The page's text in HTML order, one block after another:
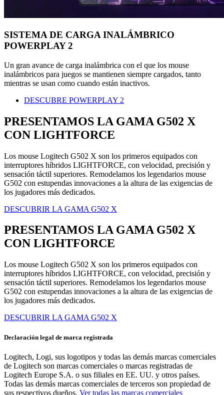
SISTEMA DE CARGA INALÁMBRICO
POWERPLAY 2
Un gran avance de carga inalámbrica con el que los mouse
inalámbricos para juegos se mantienen siempre cargados, tanto
mientras se usan como cuando están inactivos.
DESCUBRE POWERPLAY 2
PRESENTAMOS LA GAMA G502 X
CON LIGHTFORCE
Los mouse Logitech G502 X son los primeros equipados con
interruptores híbridos LIGHTFORCE, con velocidad, precisión y
sensación táctil superiores. Remodelamos los legendarios mouse
G502 con estupendas innovaciones a la altura de las exigencias de
los jugadores más dedicados.
DESCUBRIR LA GAMA G502 X
PRESENTAMOS LA GAMA G502 X
CON LIGHTFORCE
Los mouse Logitech G502 X son los primeros equipados con
interruptores híbridos LIGHTFORCE, con velocidad, precisión y
sensación táctil superiores. Remodelamos los legendarios mouse
G502 con estupendas innovaciones a la altura de las exigencias de
los jugadores más dedicados.
DESCUBRIR LA GAMA G502 X
Declaración legal de marca registrada
Logitech, Logi, sus logotipos y todas las demás marcas comerciales
de Logitech son marcas comerciales o marcas registradas de
Logitech Europe S.A. o sus filiales en EE. UU. y otros países.
Todas las demás marcas comerciales de terceros son propiedad de
sus respectivos dueños. Ver todas las marcas comerciales